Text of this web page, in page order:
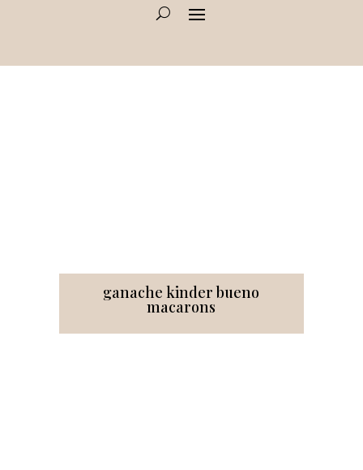
ganache kinder bueno
macarons